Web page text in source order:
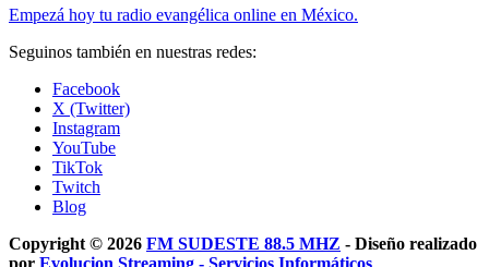
Empezá hoy tu radio evangélica online en México.
Seguinos también en nuestras redes:
Facebook
X (Twitter)
Instagram
YouTube
TikTok
Twitch
Blog
Copyright © 2026 FM SUDESTE 88.5 MHZ - Diseño realizado